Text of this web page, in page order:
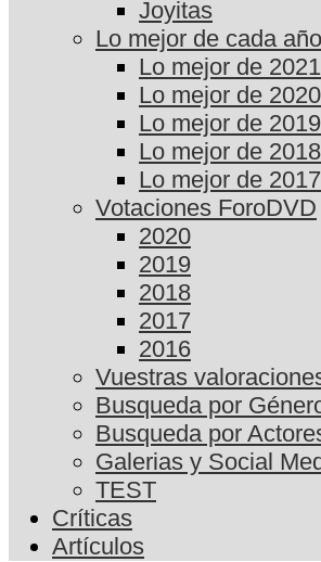
Joyitas
Lo mejor de cada año
Lo mejor de 2021
Lo mejor de 2020
Lo mejor de 2019
Lo mejor de 2018
Lo mejor de 2017
Votaciones ForoDVD
2020
2019
2018
2017
2016
Vuestras
Busqueda por
Busqueda por
Galerias y Social
TEST
Críticas
Artículos